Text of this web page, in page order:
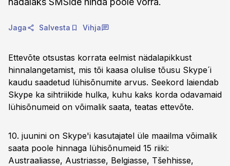
Jaga Salvesta Vihja
Ettevõte otsustas korrata eelmist nädalapikkust
hinnalangetamist, mis tõi kaasa olulise tõusu Skype´i
kaudu saadetud lühisõnumite arvus. Seekord laiendab
Skype ka sihtriikide hulka, kuhu kaks korda odavamaid
lühisõnumeid on võimalik saata, teatas ettevõte.
10. juunini on Skype'i kasutajatel üle maailma võimalik
saata poole hinnaga lühisõnumeid 15 riiki:
Austraaliasse, Austriasse, Belgiasse, Tšehhisse,